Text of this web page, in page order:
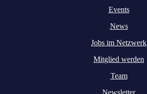
Events
News
Jobs im Netzwerk
Mitglied werden
Team